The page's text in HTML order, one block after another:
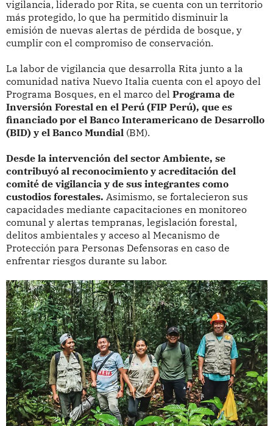
vigilancia, liderado por Rita, se cuenta con un territorio
más protegido, lo que ha permitido disminuir la
emisión de nuevas alertas de pérdida de bosque, y
cumplir con el compromiso de conservación.
La labor de vigilancia que desarrolla Rita junto a la
comunidad nativa Nuevo Italia cuenta con el apoyo del
Programa Bosques, en el marco del Programa de
Inversión Forestal en el Perú (FIP Perú), que es
financiado por el Banco Interamericano de Desarrollo
(BID) y el Banco Mundial (BM).
Desde la intervención del sector Ambiente, se
contribuyó al reconocimiento y acreditación del
comité de vigilancia y de sus integrantes como
custodios forestales. Asimismo, se fortalecieron sus
capacidades mediante capacitaciones en monitoreo
comunal y alertas tempranas, legislación forestal,
delitos ambientales y acceso al Mecanismo de
Protección para Personas Defensoras en caso de
enfrentar riesgos durante su labor.